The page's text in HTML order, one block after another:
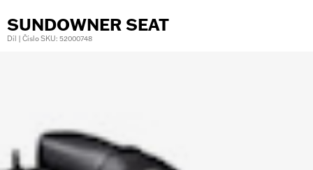
SUNDOWNER SEAT
Díl | Číslo SKU: 52000748